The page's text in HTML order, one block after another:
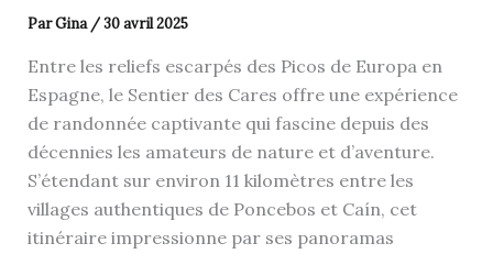
ParGina /30 avril 2025
Entre les reliefs escarpés des Picos de Europa en
Espagne, le Sentier des Cares offre une expérience
de randonnée captivante qui fascine depuis des
décennies les amateurs de nature et d’aventure.
S’étendant sur environ 11 kilomètres entre les
villages authentiques de Poncebos et Caín, cet
itinéraire impressionne par ses panoramas